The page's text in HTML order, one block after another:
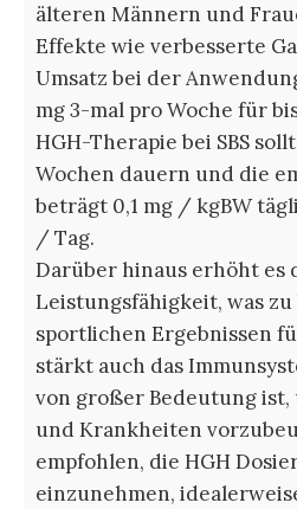
älteren Männern und
Effekte wie verbesserte
Umsatz bei der
mg 3-mal pro Woche für
HGH-Therapie bei SBS
Wochen dauern und die
beträgt 0,1 mg / kgBW
/ Tag.
Darüber hinaus erhöht es
Leistungsfähigkeit, was zu
sportlichen Ergebnissen
stärkt auch das
von großer Bedeutung ist,
und Krankheiten
empfohlen, die HGH
einzunehmen,